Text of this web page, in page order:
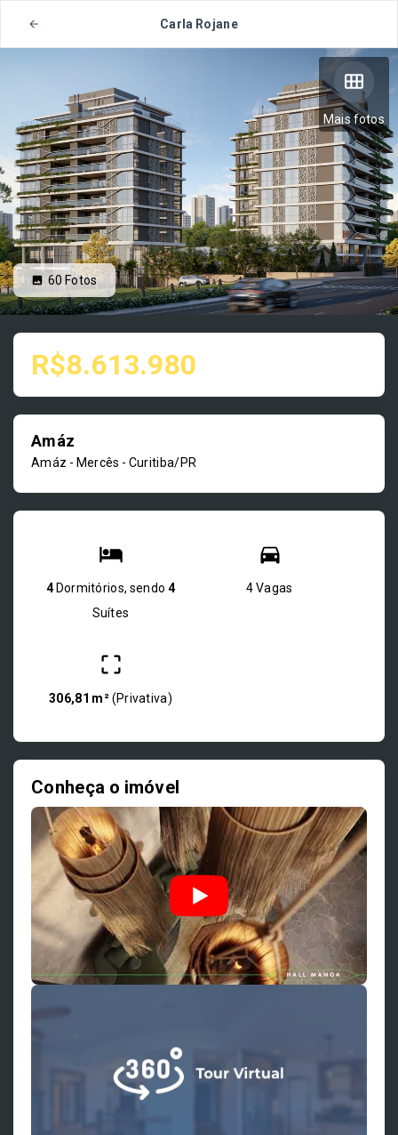
Carla Rojane
Mais fotos
60 Fotos
R$8.613.980
Amáz
Amáz - Mercês - Curitiba/PR
4Dormitórios, sendo 4
Suítes
4 Vagas
306,81 m²(Privativa)
Conheça o imóvel